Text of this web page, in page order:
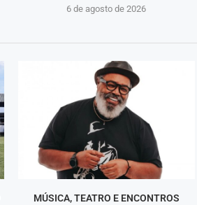
6 de agosto de 2026
MÚSICA, TEATRO E ENCONTROS